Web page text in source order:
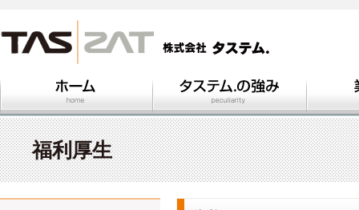
鉄工部
建築部
部品製
納入実
福利厚生